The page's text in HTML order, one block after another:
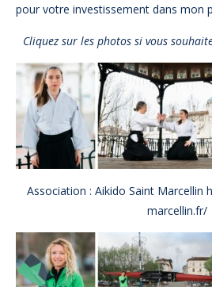
pour votre investissement dans mon
Cliquez sur les photos si vous
Association : Aikido Saint Marcellin
marcellin.fr/